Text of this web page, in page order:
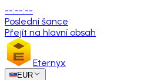
--:--:--
Poslední šance
Přejít na hlavní obsah
Eternyx
EUR